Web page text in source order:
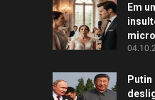
Em